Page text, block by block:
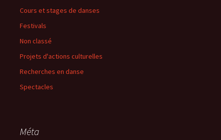
Cours et stages de danses
Festivals
Non classé
Projets d'actions culturelles
Recherches en danse
Spectacles
Méta